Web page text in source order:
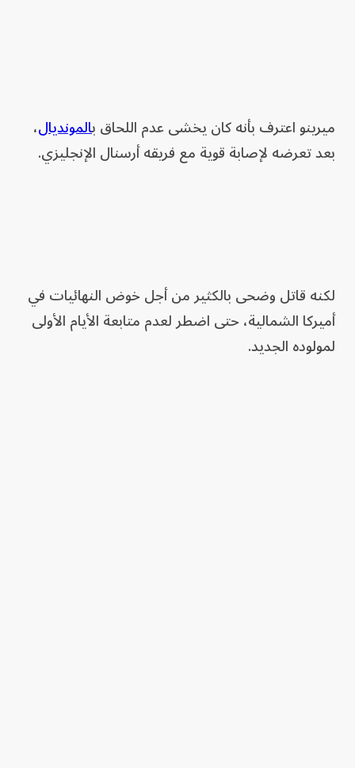
ميرينو اعترف بأنه كان يخشى عدم اللحاق بالمونديال،
بعد تعرضه لإصابة قوية مع فريقه أرسنال الإنجليزي.
لكنه قاتل وضحى بالكثير من أجل خوض النهائيات في
أميركا الشمالية، حتى اضطر لعدم متابعة الأيام الأولى
لمولوده الجديد.